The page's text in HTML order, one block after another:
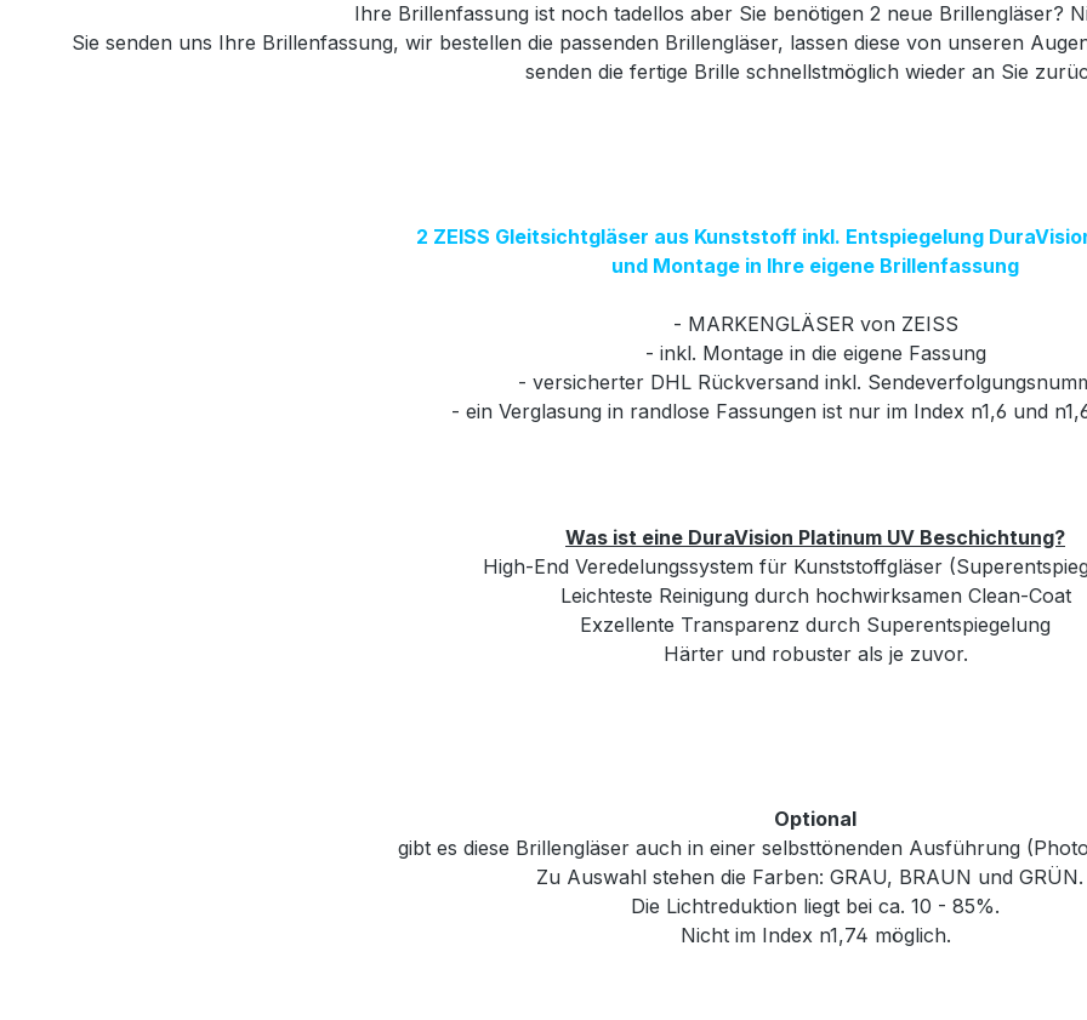
Ihre Brillenfassung ist noch tadellos aber Sie benötigen 2 neue Brillengläser?
Sie senden uns Ihre Brillenfassung, wir bestellen die passenden Brillengläser, lassen diese von unseren
senden die fertige Brille schnellstmöglich wieder an Sie
2 ZEISS Gleitsichtgläser aus Kunststoff inkl. Entspiegelung
und Montage in Ihre eigene Brillenfassung
- MARKENGLÄSER von ZEISS
- inkl. Montage in die eigene Fassung
- versicherter DHL Rückversand inkl.
- ein Verglasung in randlose Fassungen ist nur im Index n1,6 und
Was ist eine DuraVision Platinum UV Beschichtung?
High-End Veredelungssystem für Kunststoffgläser
Leichteste Reinigung durch hochwirksamen Clean-Coat
Exzellente Transparenz durch Superentspiegelung
Härter und robuster als je zuvor.
Optional
gibt es diese Brillengläser auch in einer selbsttönenden Ausführung
Zu Auswahl stehen die Farben: GRAU, BRAUN und GRÜN.
Die Lichtreduktion liegt bei ca. 10 - 85%.
Nicht im Index n1,74 möglich.